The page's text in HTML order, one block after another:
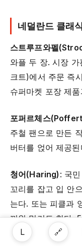
네덜란드 클래
스트루프와펠
와플 두 장. 시장
크트)에서 주문 즉
슈퍼마켓 포장 제
포퍼르체스
주철 팬으로 만든
버터를 얹어 제공
청어(Haring) : 국
꼬리를 잡고 입 안
는다. 또는 피클과
끼워 먹기도 한다.
청어인 마체스하
L 🔗